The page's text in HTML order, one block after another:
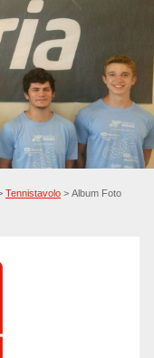
Tennistavolo > Album Foto